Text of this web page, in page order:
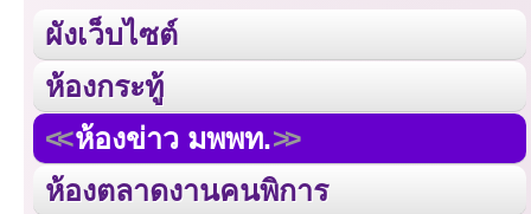
ผังเว็บไซต์
ห้องกระทู้
ห้องข่าว มพพท.
ห้องตลาดงานคนพิการ